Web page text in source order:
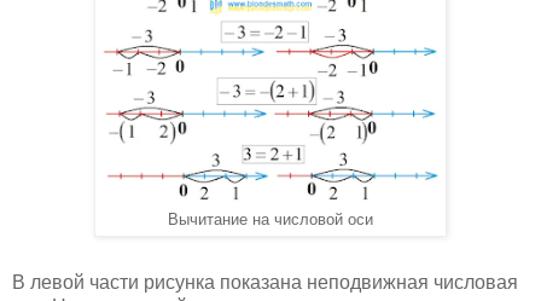
Вычитание на числовой оси
В левой части рисунка показана неподвижная числовая